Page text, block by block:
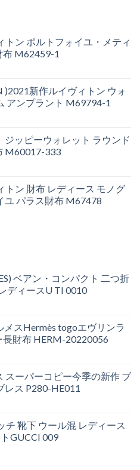
トン ポルトフォイユ・メティ
M62459-1
¥12,900
。
)2021新作ルイヴィトン ウォ
アンプラント M69794-1
の
。
ジッピーウォレット ラウンド
M60017-333
トン 財布 レディース モノグ
ユ パラス財布 M67478
ベアン・コンパクト 二つ折
ディースU TI 0010
メスHermès togoエヴリンラ
長財布 HERM-20220056
で
スーパーコピー今季の新作 ブ
レス P280-HE011
チ 靴下 ウール混 レディース
GUCCI 009